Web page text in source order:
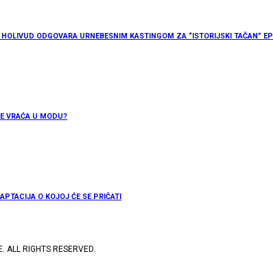
ODGOVARA URNEBESNIM KASTINGOM ZA “ISTORIJSKI TAČAN” EP
VRAĆA U MODU?
O KOJOJ ĆE SE PRIČATI
RIGHTS RESERVED.